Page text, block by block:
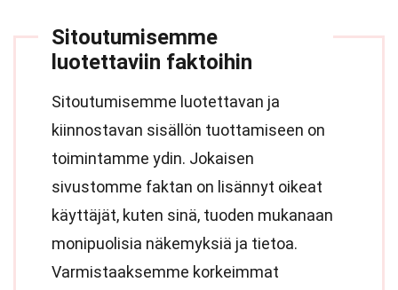
Sitoutumisemme
luotettaviin faktoihin
Sitoutumisemme luotettavan ja
kiinnostavan sisällön tuottamiseen on
toimintamme ydin. Jokaisen
sivustomme faktan on lisännyt oikeat
käyttäjät, kuten sinä, tuoden mukanaan
monipuolisia näkemyksiä ja tietoa.
Varmistaaksemme korkeimmat